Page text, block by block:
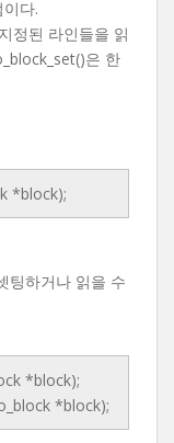
다.
정된 라인들을 읽
은 한
*block);
팅하거나 읽을 수
*block);
*block);